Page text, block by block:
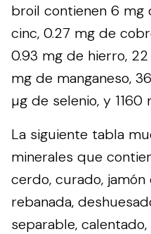
broil contienen 6 mg
cinc, 0.27 mg de
0.93 mg de hierro,
mg de manganeso,
µg de selenio, y 1160
La siguiente tabla
minerales que
cerdo, curado,
rebanada,
separable,